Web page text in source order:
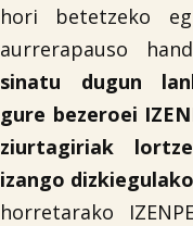
hori betetzeko
aurrerapauso
sinatu dugun
gure bezeroei
ziurtagiriak
izango dizkiegulako
horretarako